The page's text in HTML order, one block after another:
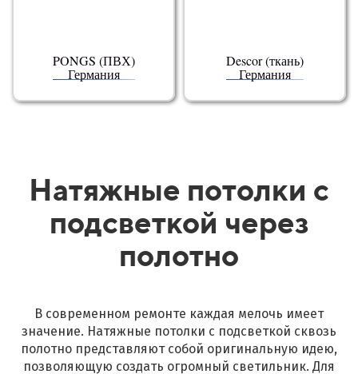
PONGS (ПВХ)
Германия
Descor (ткань)
Германия
Натяжные потолки с
подсветкой через
полотно
В современном ремонте каждая мелочь имеет
значение. Натяжные потолки с подсветкой сквозь
полотно представляют собой оригинальную идею,
позволяющую создать огромный светильник. Для